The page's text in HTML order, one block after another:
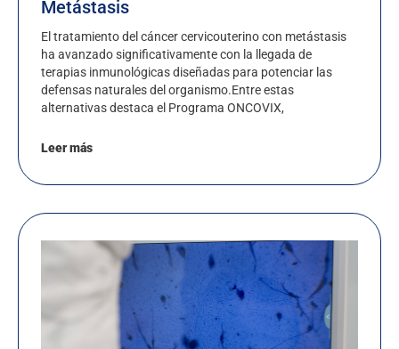
Metástasis
El tratamiento del cáncer cervicouterino con metástasis
ha avanzado significativamente con la llegada de
terapias inmunológicas diseñadas para potenciar las
defensas naturales del organismo.Entre estas
alternativas destaca el Programa ONCOVIX,
Leer más